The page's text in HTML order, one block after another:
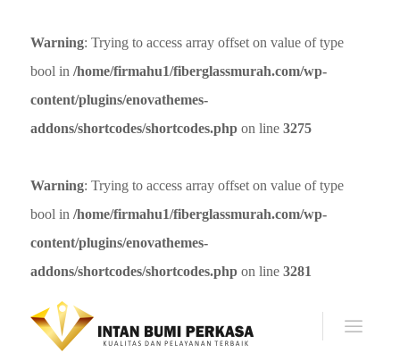
Warning: Trying to access array offset on value of type
bool in /home/firmahu1/fiberglassmurah.com/wp-
content/plugins/enovathemes-
addons/shortcodes/shortcodes.phpon line 3275
Warning: Trying to access array offset on value of type
bool in /home/firmahu1/fiberglassmurah.com/wp-
content/plugins/enovathemes-
addons/shortcodes/shortcodes.phpon line 3281